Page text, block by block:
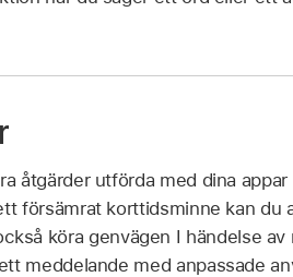
åtgärder utförda med dina
försämrat korttidsminne kan du
köra genvägen I händelse
meddelande med anpassade